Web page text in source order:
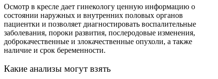
Осмотр в кресле дает гинекологу ценную информацию о
состоянии наружных и внутренних половых органов
пациентки и позволяет диагностировать воспалительные
заболевания, пороки развития, послеродовые изменения,
доброкачественные и злокачественные опухоли, а также
наличие и срок беременности.
Какие анализы могут взять